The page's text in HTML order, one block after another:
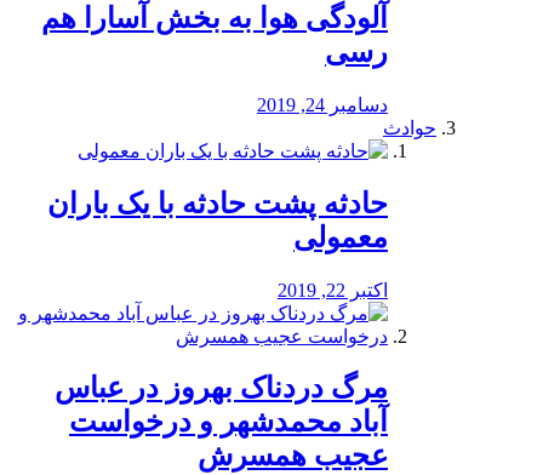
آلودگی هوا به بخش آسارا هم
رسی
دسامبر 24, 2019
حوادث
️حادثه پشت حادثه با یک باران
معمولی
اکتبر 22, 2019
مرگ دردناک بهروز در عباس
آباد محمدشهر و درخواست
عجیب همسرش